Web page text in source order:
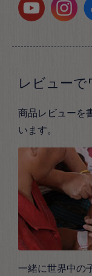
レビュー
商品レビューを
います。
一緒に世界中の